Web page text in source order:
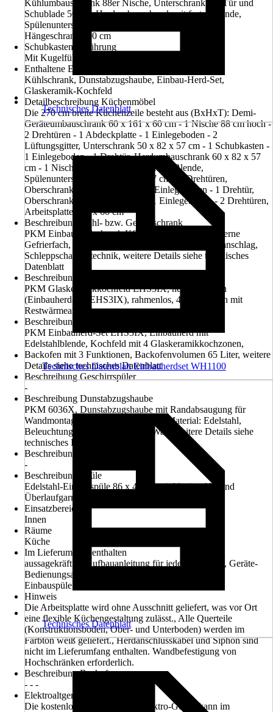
Kühlumbauschrank 88er Nische, Unterschrank mit Tür und
Schublade 50 cm, Herdumbauschrank mit fester Blende,
Spülenunterschrank 100 cm, Hängeschrank 50 cm,
Hängeschrank 100 cm
Schubkastenausführung
Mit Kugelführung und Spanplattenzarge
Enthaltene Elektrogeräte
Kühlschrank, Dunstabzugshaube, Einbau-Herd-Set,
Glaskeramik-Kochfeld
Detailbeschreibung Küchenmöbel
Die 270 cm breite Küchenzeile besteht aus (BxHxT): Demi-
Geräteumbauschrank 60 x 161 x 60 cm - 1 Nische 88 cm hoch -
2 Drehtüren - 1 Abdeckplatte - 1 Einlegeboden - 2
Lüftungsgitter, Unterschrank 50 x 82 x 57 cm - 1 Schubkasten -
1 Einlegeboden - 1 Drehtür, Herdumbauschrank 60 x 82 x 57
cm - 1 Nische für Einbauherd - 1 feste Blende,
Spülenunterschrank 100 x 82 x 57 cm - 2 Drehtüren,
Oberschrank 50 x 55 x 32 cm - 1 Einlegeboden - 1 Drehtür,
Oberschrank 100 x 55 x 32 cm - 1 Einlegeboden - 2 Drehtüren,
Arbeitsplatte 210 x 60 cm
Beschreibung Kühl- bzw. Gefrierschrank
PKM Einbaukühlschrank KS120.4A++EB mit 4-Sterne
Gefrierfach, Nischenhöhe 88 cm, wechselbarer Türanschlag,
Schleppscharniertechnik, weitere Details siehe technisches
Datenblatt
Beschreibung Kochfeld
PKM Glaskeramikkochfeld EHS3IX, herdgebunden
(Einbauherd-Set EHS3IX), rahmenlos, 4 Kochzonen mit
Restwärmeanzeige
Beschreibung Einbau-Herd-Set
PKM Einbauherd-Set EHS3IX, Einbauherd mit
Edelstahlblende, Kochfeld mit 4 Glaskeramikkochzonen,
Backofen mit 3 Funktionen, Backofenvolumen 65 Liter, weitere
Details siehe technisches Datenblatt
Beschreibung Geschirrspüler
-
Beschreibung Dunstabzugshaube
PKM 6036X, Dunstabzugshaube mit Randabsaugung für
Wandmontage, Einbaubreite: 60 cm, Material: Edelstahl,
Beleuchtungssystem: LED, 2x 1 Watt, weitere Details siehe
technisches Datenblatt
Beschreibung Mikrowelle
-
Beschreibung Spüle
Edelstahl-Einbauspüle 86 x 43,5 cm inklusive Ab- und
Überlaufgarnitur
Einsatzbereich
Innen
Räume
Küche
Im Lieferumfang enthalten
aussagekräftige Aufbauanleitung für jedes Möbelteil, Geräte-
Bedienungsanleitung, Ab- und Überlaufgarnitur für
Einbauspüle.
Hinweis
Die Arbeitsplatte wird ohne Ausschnitt geliefert, was vor Ort
eine flexible Küchengestaltung zulässt., Alle Querteile
(Konstruktionsböden, Ober- und Unterboden) werden im
Farbton weiß geliefert., Herdanschlusskabel und Siphon sind
nicht im Lieferumfang enthalten. Wandbefestigung von
Hochschränken erforderlich.
Beschreibung Backofen
- - -
Elektroaltgerät-Rücknahme
Die kostenlose Rückgabe des Elektro-Geräts kann im
Technisches Datenblatt
Technisches Datenblatt Einbauherdset WH1100
Technisches Datenblatt